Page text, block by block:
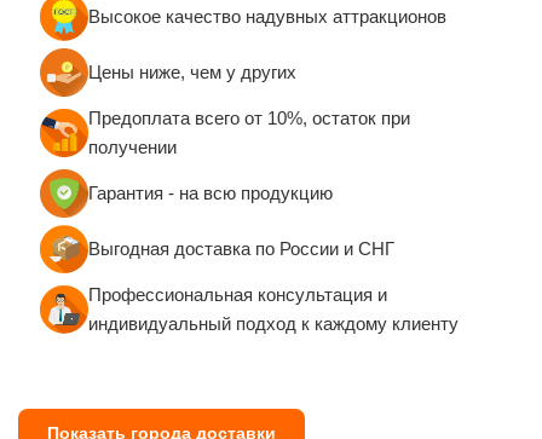
Высокое качество надувных аттракционов
Цены ниже, чем у других
Предоплата всего от 10%, остаток при
получении
Гарантия - на всю продукцию
Выгодная доставка по России и СНГ
Профессиональная консультация и
индивидуальный подход к каждому клиенту
Показать города доставки